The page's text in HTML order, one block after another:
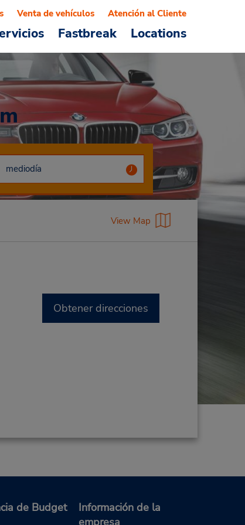
Fastbreak Locations
Venta de vehículos Atención al Cliente
View Map
Obtener direcciones
de Budget
Información de la
empresa